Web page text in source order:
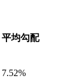
平均勾配
7.52%